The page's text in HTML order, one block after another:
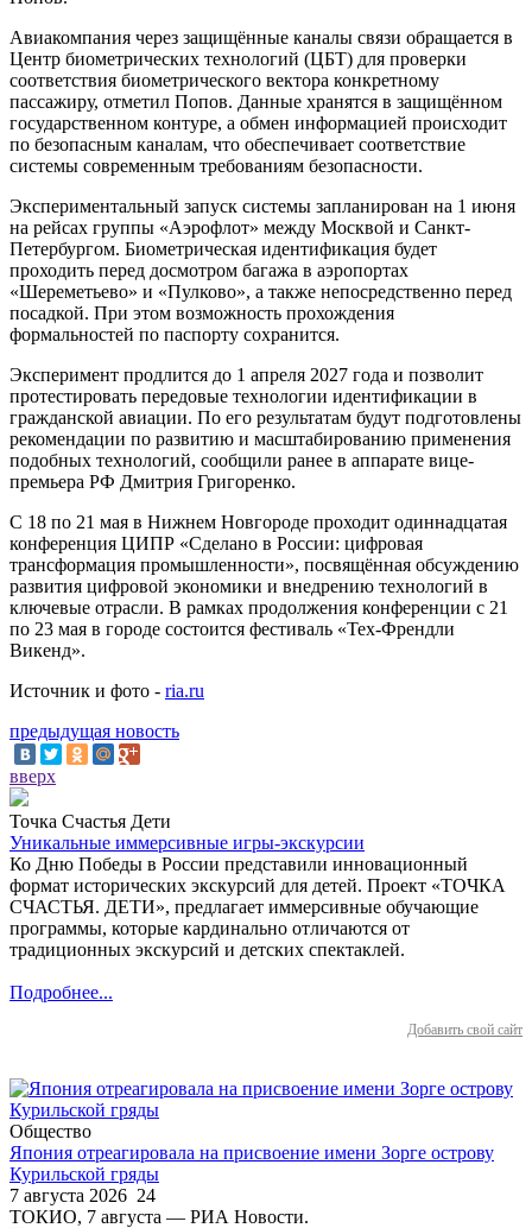
Авиакомпания через защищённые каналы связи обращается в
Центр биометрических технологий (ЦБТ) для проверки
соответствия биометрического вектора конкретному
пассажиру, отметил Попов. Данные хранятся в защищённом
государственном контуре, а обмен информацией происходит
по безопасным каналам, что обеспечивает соответствие
системы современным требованиям безопасности.
Экспериментальный запуск системы запланирован на 1 июня
на рейсах группы «Аэрофлот» между Москвой и Санкт-
Петербургом. Биометрическая идентификация будет
проходить перед досмотром багажа в аэропортах
«Шереметьево» и «Пулково», а также непосредственно перед
посадкой. При этом возможность прохождения
формальностей по паспорту сохранится.
Эксперимент продлится до 1 апреля 2027 года и позволит
протестировать передовые технологии идентификации в
гражданской авиации. По его результатам будут подготовлены
рекомендации по развитию и масштабированию применения
подобных технологий, сообщили ранее в аппарате вице-
премьера РФ Дмитрия Григоренко.
С 18 по 21 мая в Нижнем Новгороде проходит одиннадцатая
конференция ЦИПР «Сделано в России: цифровая
трансформация промышленности», посвящённая обсуждению
развития цифровой экономики и внедрению технологий в
ключевые отрасли. В рамках продолжения конференции с 21
по 23 мая в городе состоится фестиваль «Тех-Френдли
Викенд».
Источник и фото - ria.ru
предыдущая новость
вверх
Точка Счастья Дети
Уникальные иммерсивные игры-экскурсии
Ко Дню Победы в России представили инновационный
формат исторических экскурсий для детей. Проект «ТОЧКА
СЧАСТЬЯ. ДЕТИ», предлагает иммерсивные обучающие
программы, которые кардинально отличаются от
традиционных экскурсий и детских спектаклей.
Подробнее...
Добавить свой сайт
Общество
Япония отреагировала на присвоение имени Зорге острову
Курильской гряды
7 августа 2026 24
ТОКИО, 7 августа — РИА Новости.